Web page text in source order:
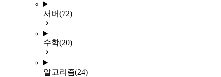
서버(72)
수학(20)
알고리즘(24)